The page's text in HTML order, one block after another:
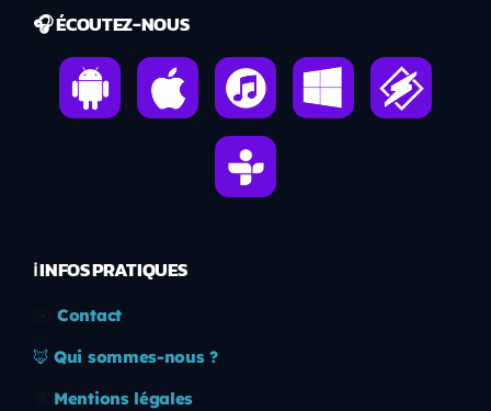
🎧 ÉCOUTEZ-NOUS
ℹ️ INFOS PRATIQUES
Contact
🦊 Qui sommes-nous ?
Mentions légales